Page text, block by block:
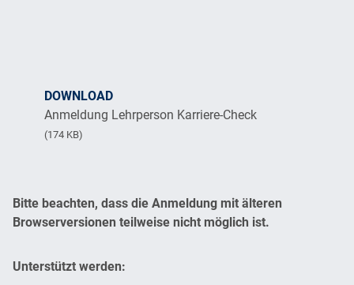
DOWNLOAD
Anmeldung Lehrperson Karriere-Check
(174 KB)
Bitte beachten, dass die Anmeldung mit älteren
Browserversionen teilweise nicht möglich ist.
Unterstützt werden: